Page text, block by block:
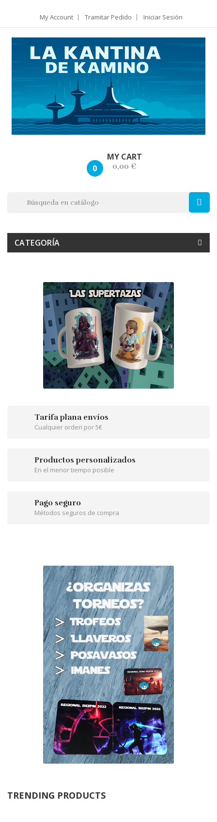
My Account Tramitar Pedido Iniciar Sesión
MY CART
0
0,00 €
CATEGORÍA
Tarifa plana envíos
Cualquier orden por 5€
Productos personalizados
En el menor tiempo posible
Pago seguro
Métodos seguros de compra
TRENDING PRODUCTS